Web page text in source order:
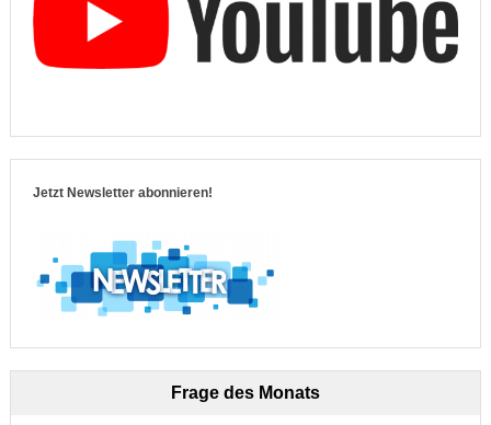
Jetzt Newsletter abonnieren!
Frage des Monats